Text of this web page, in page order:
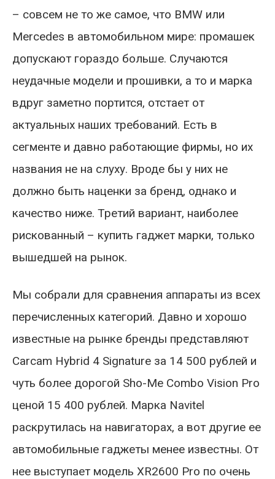
– совсем не то же самое, что BMW или
Mercedes в автомобильном мире: промашек
допускают гораздо больше. Случаются
неудачные модели и прошивки, а то и марка
вдруг заметно портится, отстает от
актуальных наших требований. Есть в
сегменте и давно работающие фирмы, но их
названия не на слуху. Вроде бы у них не
должно быть наценки за бренд, однако и
качество ниже. Третий вариант, наиболее
рискованный – купить гаджет марки, только
вышедшей на рынок.
Мы собрали для сравнения аппараты из всех
перечисленных категорий. Давно и хорошо
известные на рынке бренды представляют
Carcam Hybrid 4 Signature за 14 500 рублей и
чуть более дорогой Sho-Me Combo Vision Pro
ценой 15 400 рублей. Марка Navitel
раскрутилась на навигаторах, а вот другие ее
автомобильные гаджеты менее известны. От
нее выступает модель XR2600 Pro по очень